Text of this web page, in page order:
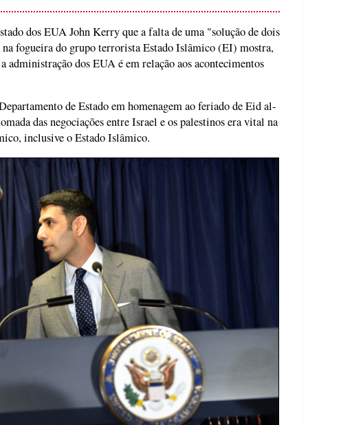
dos EUA John Kerry que a falta de uma "solução de dois
na fogueira do grupo terrorista Estado Islâmico (EI) mostra,
administração dos EUA é em relação aos acontecimentos
de Estado em homenagem ao feriado de Eid al-
das negociações entre Israel e os palestinos era vital na
inclusive o Estado Islâmico.